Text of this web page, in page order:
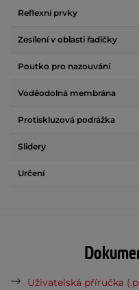
Reflexní prvky
Zesílení v oblasti řadičky
Poutko pro nazouvání
Voděodolná membrána
Protiskluzová podrážka
Slidery
Určení
Uživatelská příručka